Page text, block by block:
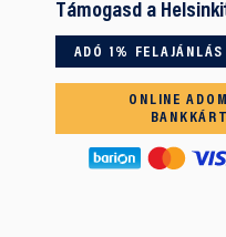
Támogasd a
ADÓ 1% FELAJÁNLÁS
ONLINE